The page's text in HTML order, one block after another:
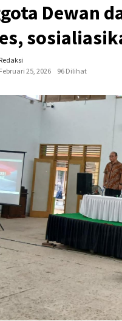
Dewan
Redaksi
Februari 25, 2026
96 Dilihat